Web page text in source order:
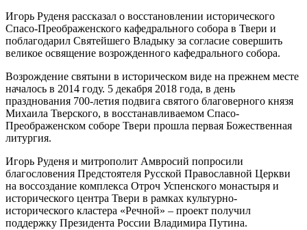
Игорь Руденя рассказал о восстановлении исторического
Спасо-Преображенского кафедрального собора в Твери и
поблагодарил Святейшего Владыку за согласие совершить
великое освящение возрожденного кафедрального собора.
Возрождение святыни в историческом виде на прежнем месте
началось в 2014 году. 5 декабря 2018 года, в день
празднования 700-летия подвига святого благоверного князя
Михаила Тверского, в восстанавливаемом Спасо-
Преображенском соборе Твери прошла первая Божественная
литургия.
Игорь Руденя и митрополит Амвросий попросили
благословения Предстоятеля Русской Православной Церкви
на воссоздание комплекса Отроч Успенского монастыря и
исторического центра Твери в рамках культурно-
исторического кластера «Речной» – проект получил
поддержку Президента России Владимира Путина.